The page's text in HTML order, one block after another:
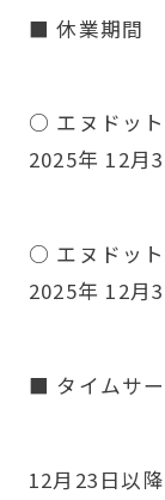
■ 休業期間
○ エヌドッ
2025年 12月
○ エヌドッ
2025年 12月
■ タイムサ
12月23日以